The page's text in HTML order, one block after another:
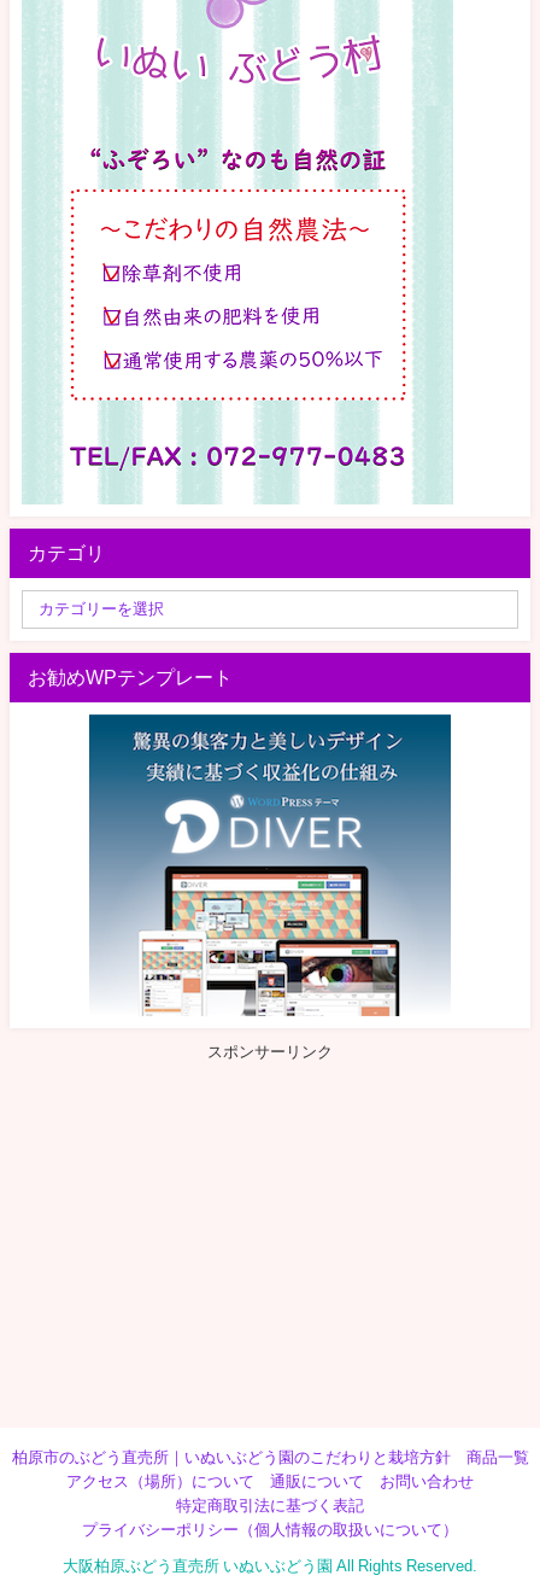
カテゴリ
お勧めWPテンプレート
スポンサーリンク
柏原市のぶどう直売所｜いぬいぶどう園のこだわりと栽培方針
商品一覧
アクセス（場所）について
通販について
お問い合わせ
特定商取引法に基づく表記
プライバシーポリシー（個人情報の取扱いについて）
大阪柏原ぶどう直売所 いぬいぶどう園 All Rights Reserved.